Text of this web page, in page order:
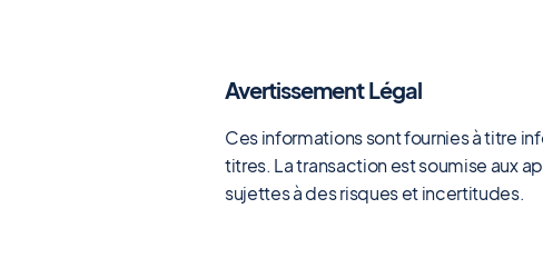
Avertissement Légal
Ces informations sont fournies à titre
titres. La transaction est soumise aux
sujettes à des risques et incertitudes.